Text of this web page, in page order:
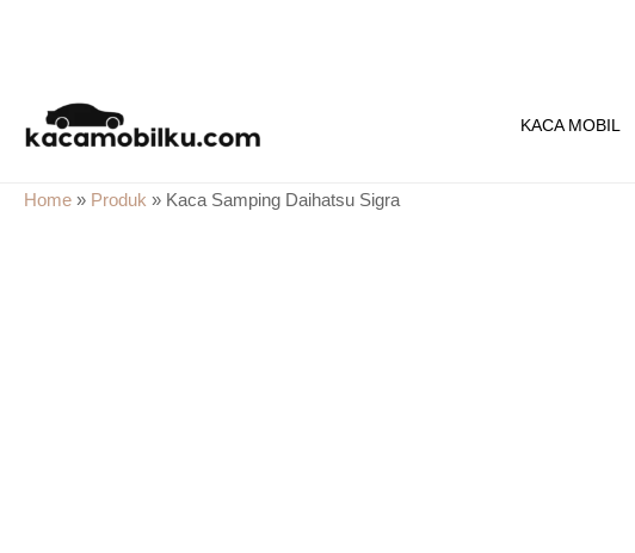
content
KACA MOBIL
Home » Produk » Kaca Samping Daihatsu Sigra